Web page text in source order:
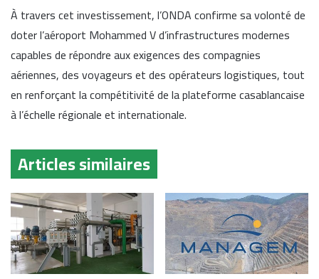
À travers cet investissement, l’ONDA confirme sa volonté de
doter l’aéroport Mohammed V d’infrastructures modernes
capables de répondre aux exigences des compagnies
aériennes, des voyageurs et des opérateurs logistiques, tout
en renforçant la compétitivité de la plateforme casablancaise
à l’échelle régionale et internationale.
Articles similaires